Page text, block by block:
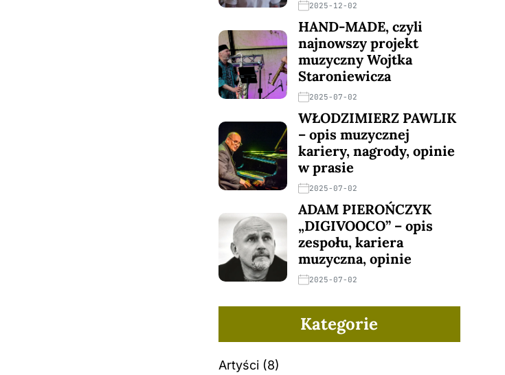
2025-12-02
HAND-MADE, czyli
najnowszy projekt
muzyczny Wojtka
Staroniewicza
2025-07-02
WŁODZIMIERZ PAWLIK
– opis muzycznej
kariery, nagrody, opinie
w prasie
2025-07-02
ADAM PIEROŃCZYK
„DIGIVOOCO” – opis
zespołu, kariera
muzyczna, opinie
2025-07-02
Kategorie
Artyści(8)